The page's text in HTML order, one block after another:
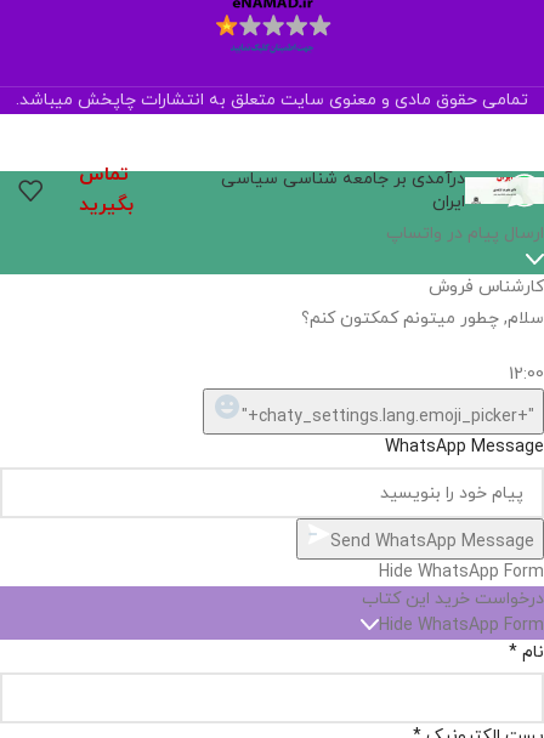
تمامی حقوق مادی و معنوی سایت متعلق به انتشارات چاپخش میباشد.
درآمدی بر جامعه شناسی سیاسی
ایران
تماس
بگیرید
اگر
نیست,
شاید
بتونیم
تهیه
Open
chaty
1
Hide
chaty
ارسال پیام در واتساپ
کارشناس فروش
سلام, چطور میتونم کمکتون کنم؟
12:00